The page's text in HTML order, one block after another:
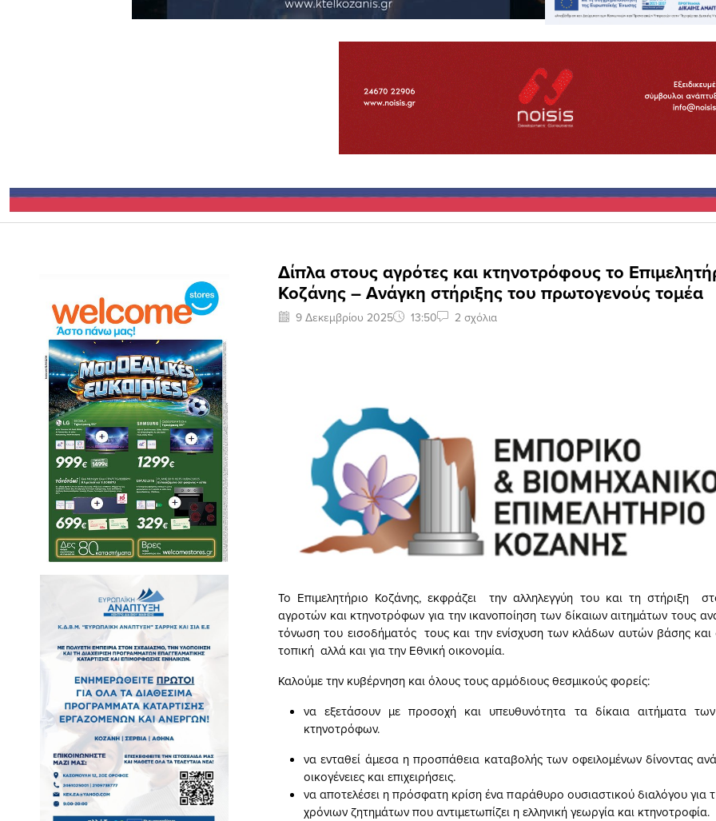
Δίπλα στους αγρότες και κτηνοτρόφους το
Κοζάνης – Ανάγκη στήριξης του πρωτογενούς τομέα
9 Δεκεμβρίου 2025 13:50 2 σχόλια
Το Επιμελητήριο Κοζάνης, εκφράζει την αλληλεγγύη του και τη στήριξη
αγροτών και κτηνοτρόφων για την ικανοποίηση των δίκαιων αιτημάτων τους
τόνωση του εισοδήματός τους και την ενίσχυση των κλάδων αυτών βάσης και
τοπική αλλά και για την Εθνική οικονομία.
Καλούμε την κυβέρνηση και όλους τους αρμόδιους θεσμικούς φορείς:
να εξετάσουν με προσοχή και υπευθυνότητα τα δίκαια αιτήματα
κτηνοτρόφων.
να ενταθεί άμεσα η προσπάθεια καταβολής των οφειλομένων δίνοντας
οικογένειες και επιχειρήσεις.
να αποτελέσει η πρόσφατη κρίση ένα παράθυρο ουσιαστικού διαλόγου για
χρόνιων ζητημάτων που αντιμετωπίζει η ελληνική γεωργία και κτηνοτροφία.